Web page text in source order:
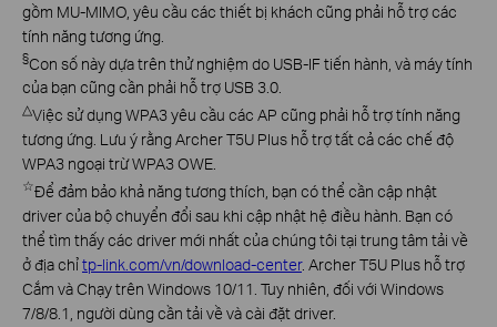
gồm MU-MIMO, yêu cầu các thiết bị khách cũng phải hỗ trợ các
tính năng tương ứng.
§Con số này dựa trên thử nghiệm do USB-IF tiến hành, và máy tính
của bạn cũng cần phải hỗ trợ USB 3.0.
△Việc sử dụng WPA3 yêu cầu các AP cũng phải hỗ trợ tính năng
tương ứng. Lưu ý rằng Archer T5U Plus hỗ trợ tất cả các chế độ
WPA3 ngoại trừ WPA3 OWE.
☆Để đảm bảo khả năng tương thích, bạn có thể cần cập nhật
driver của bộ chuyển đổi sau khi cập nhật hệ điều hành. Bạn có
thể tìm thấy các driver mới nhất của chúng tôi tại trung tâm tải về
ở địa chỉtp-link.com/vn/download-center. Archer T5U Plus hỗ trợ
Cắm và Chạy trên Windows 10/11. Tuy nhiên, đối với Windows
7/8/8.1, người dùng cần tải về và cài đặt driver.